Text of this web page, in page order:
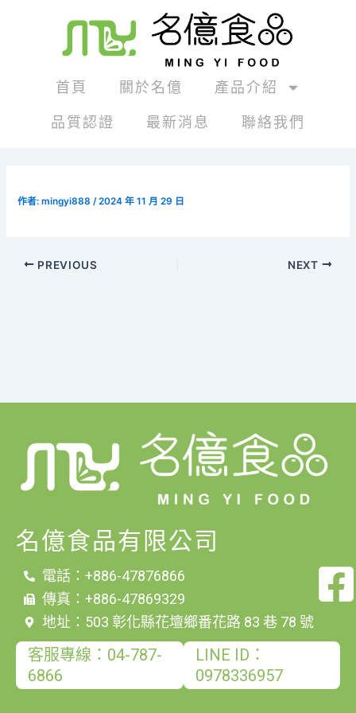
首頁 關於名億 產品介紹
品質認證 最新消息 聯絡我們
作者:mingyi888 /2024 年 11 月 29 日
PREVIOUS NEXT
名億食品有限公司
電話：+886-47876866
傳真：+886-47869329
地址：503 彰化縣花壇鄉番花路 83 巷 78 號
客服專線：04-787-
6866
LINE ID：
0978336957